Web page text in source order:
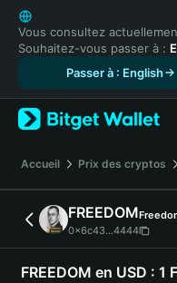
English
日本語
Tiếng Việt
Español (Latinoamérica)
Türkçe
Français
Deutsch
简体中文
繁體中文
Português (Portugal)
Bahasa Indonesia
Vous consultez
Souhaitez-vous passer à :
Passer à : English
Accueil Prix des cryptos
FREEDOM
0x6c43...4444
FREEDOM en USD : 1